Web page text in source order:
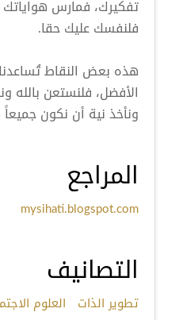
تفكيرك، فمارس
فلنفسك عليك حقا.
هذه بعض النقاط
الأفضل، فلنستعن بالله
ونأخذ نية أن نكون
المراجع
mysihati.blogspot.com
التصانيف
تطوير الذات العلوم